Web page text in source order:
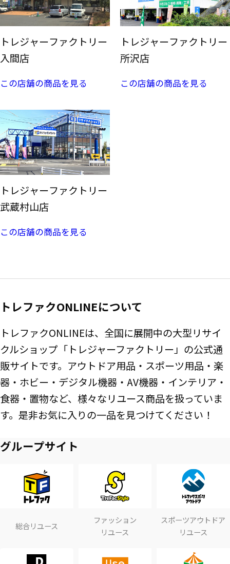
トレジャーファクトリー
入間店
この店舗の商品を見る
トレジャーファクトリー
所沢店
この店舗の商品を見る
トレジャーファクトリー
武蔵村山店
この店舗の商品を見る
トレファクONLINEについて
トレファクONLINEは、全国に展開中の大型リサイ
クルショップ「トレジャーファクトリー」の公式通
販サイトです。アウトドア用品・スポーツ用品・楽
器・ホビー・デジタル機器・AV機器・インテリア・
食器・置物など、様々なリユース商品を扱っていま
す。是非お気に入りの一品を見つけてください！
グループサイト
総合リユース
ファッション
リユース
スポーツアウトドア
リユース